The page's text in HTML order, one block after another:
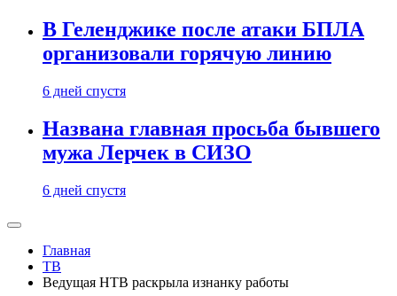
В Геленджике после атаки БПЛА
организовали горячую линию
6 дней спустя
Названа главная просьба бывшего
мужа Лерчек в СИЗО
6 дней спустя
Главная
ТВ
Ведущая НТВ раскрыла изнанку работы